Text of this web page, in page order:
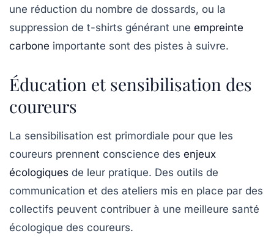
une réduction du nombre de dossards, ou la
suppression de t-shirts générant une empreinte
carbone importante sont des pistes à suivre.
Éducation et sensibilisation des
coureurs
La sensibilisation est primordiale pour que les
coureurs prennent conscience des enjeux
écologiques de leur pratique. Des outils de
communication et des ateliers mis en place par des
collectifs peuvent contribuer à une meilleure santé
écologique des coureurs.